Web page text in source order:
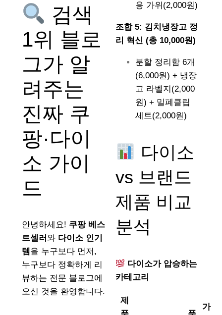
검색
1위 블로
그가 알
려주는
진짜 쿠
팡·다이
소 가이
드
안녕하세요! 쿠팡 베스
트셀러 와 다이소 인기
템 을 누구보다 먼저,
누구보다 정확하게 리
뷰하는 전문 블로그에
오신 것을 환영합니다.
용 가위(2,000원)
조합 5: 김치냉장고 정
리 혁신 (총 10,000원)
분할 정리함 6개
(6,000원) + 냉장
고 라벨지(2,000
원) + 밀폐클립
세트(2,000원)
다이소
vs 브랜드
제품 비교
분석
다이소가 압승하는
카테고리
제
가